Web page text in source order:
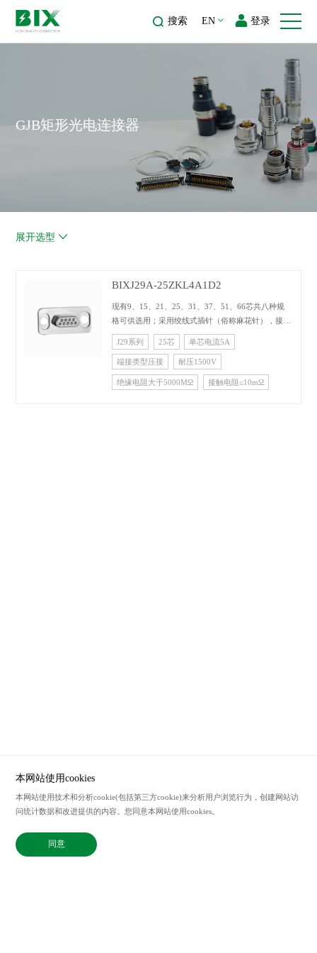
搜索 EN 登录
GJB矩形光电连接器
展开选型
BIXJ29A-25ZKL4A1D2
现有9、15、21、25、31、37、51、66芯共八种规
格可供选用；采用绞线式插针（俗称麻花针），接点
间距为 1.91mm，排距为1.65 mm；适用导线线芯截
面积为0.15～0.3mm；广泛应用于航天、航空、电子
计算机等各类电子设备 的电路连接。
J29系列 25芯 单芯电流5A
端接类型压接 耐压1500V
绝缘电阻大于5000MΩ 接触电阻≤10mΩ
服务热线
021-62207338
联系邮箱
sales@bix-china.com
本网站使用cookies
本网站使用技术和分析cookie(包括第三方cookie)来分析用户浏览行为，创建网站访
问统计数据和改进提供的内容。您同意本网站使用cookies。
同意